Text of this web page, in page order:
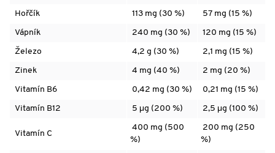
Hořčík 113 mg (30 %) 57 mg (15 %)
Vápník 240 mg (30 %) 120 mg (15 %)
Železo 4,2 g (30 %) 2,1 mg (15 %)
Zinek 4 mg (40 %) 2 mg (20 %)
Vitamín B6 0,42 mg (30 %) 0,21 mg (15 %)
Vitamín B12 5 μg (200 %) 2,5 μg (100 %)
Vitamín C
400 mg (500
%)
200 mg (250
%)